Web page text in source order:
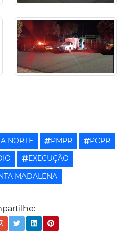
NORTE PMPR
PCPR
EXECUÇÃO
MADALENA